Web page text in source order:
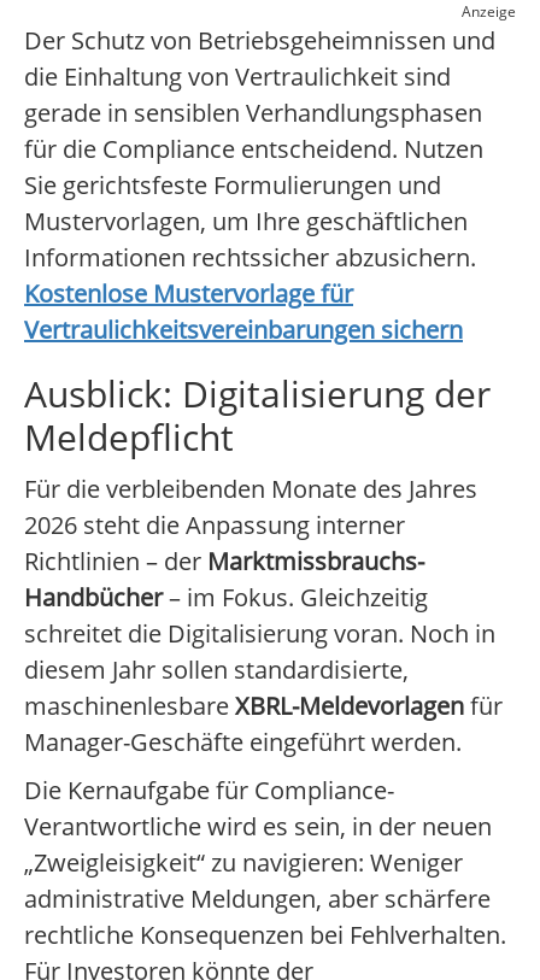
Anzeige
Der Schutz von Betriebsgeheimnissen und
die Einhaltung von Vertraulichkeit sind
gerade in sensiblen Verhandlungsphasen
für die Compliance entscheidend. Nutzen
Sie gerichtsfeste Formulierungen und
Mustervorlagen, um Ihre geschäftlichen
Informationen rechtssicher abzusichern.
Kostenlose Mustervorlage für
Vertraulichkeitsvereinbarungen sichern
Ausblick: Digitalisierung der
Meldepflicht
Für die verbleibenden Monate des Jahres
2026 steht die Anpassung interner
Richtlinien – der Marktmissbrauchs-
Handbücher– im Fokus. Gleichzeitig
schreitet die Digitalisierung voran. Noch in
diesem Jahr sollen standardisierte,
maschinenlesbareXBRL-Meldevorlagenfür
Manager-Geschäfte eingeführt werden.
Die Kernaufgabe für Compliance-
Verantwortliche wird es sein, in der neuen
„Zweigleisigkeit“ zu navigieren: Weniger
administrative Meldungen, aber schärfere
rechtliche Konsequenzen bei Fehlverhalten.
Für Investoren könnte der